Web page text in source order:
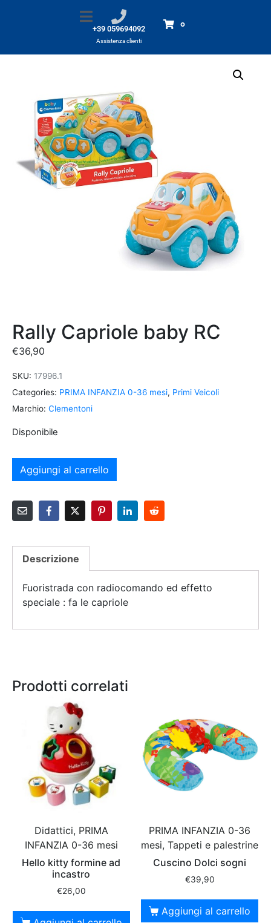
+39 059694092
Assistenza clienti
0
Prodotti Rally Capriole baby RC
Rally Capriole baby RC
€36,90
SKU: 17996.1
Categories: PRIMA INFANZIA 0-36 mesi, Primi Veicoli
Marchio: Clementoni
Disponibile
Aggiungi al carrello
Descrizione
Fuoristrada con radiocomando ed effetto
speciale : fa le capriole
Prodotti correlati
Didattici, PRIMA
INFANZIA 0-36 mesi
Hello kitty formine ad
incastro
€26,00
PRIMA INFANZIA 0-36
mesi, Tappeti e palestrine
Cuscino Dolci sogni
€39,90
Aggiungi al carrello